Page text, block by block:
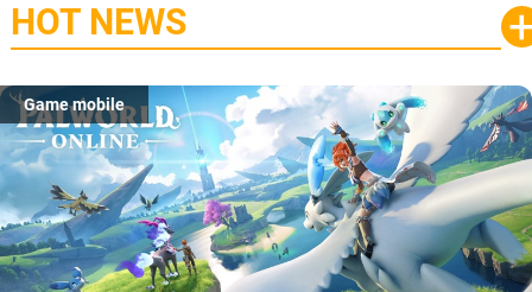
HOT NEWS
Game mobile